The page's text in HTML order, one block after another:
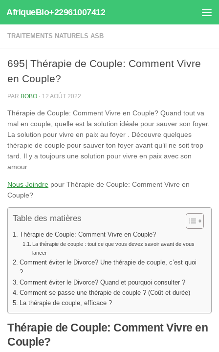
Au dessous du contenu
AfriqueBio+22961007412
TRAITEMENTS NATURELS ASB
695| Thérapie de Couple: Comment Vivre
en Couple?
PAR BOBO · 12 AOÛT 2022
Thérapie de Couple: Comment Vivre en Couple? Quand tout va
mal en couple, quelle est la solution idéale pour sauver son foyer.
La solution pour vivre en paix au foyer . Découvre quelques
thérapie de couple pour sauver ton foyer avant qu’il ne soit trop
tard. Il y a toujours une solution pour vivre en paix avec son
amour
Nous Joindre pour Thérapie de Couple: Comment Vivre en
Couple?
Table des matières
Thérapie de Couple: Comment Vivre en Couple?
La thérapie de couple : tout ce que vous devez savoir avant de vous
lancer
Comment éviter le Divorce? Une thérapie de couple, c’est quoi
?
Comment éviter le Divorce? Quand et pourquoi consulter ?
Comment se passe une thérapie de couple ? (Coût et durée)
La thérapie de couple, efficace ?
Thérapie de Couple: Comment Vivre en
Couple?